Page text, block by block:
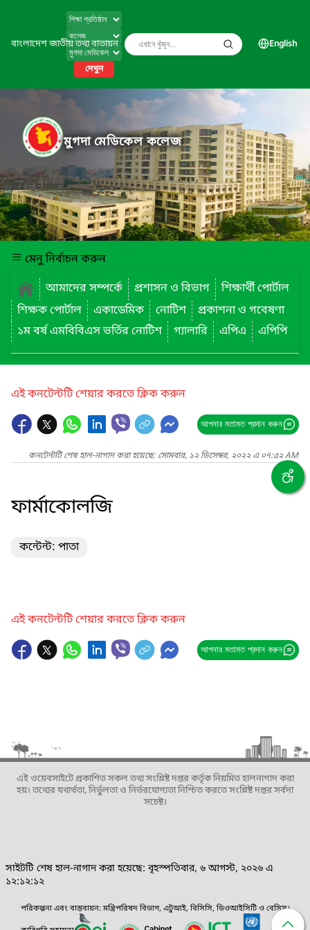
বাংলাদেশ জাতীয় তথ্য বাতায়ন
দেখুন
English
মুগদা মেডিকেল কলেজ
মেনু নির্বাচন করুন
আমাদের সম্পর্কে
প্রশাসন ও বিভাগ
শিক্ষার্থী পোর্টাল
শিক্ষক পোর্টাল
একাডেমিক নোটিশ
প্রকাশনা ও গবেষণা
১ম বর্ষ এমবিবিএস ভর্তির নোটিশ
গ্যালারি এপিএ এপিপি
এই কনটেন্টটি শেয়ার করতে ক্লিক করুন
আপনার মতামত প্রদান করুন
কনটেন্টটি শেষ হাল-নাগাদ করা হয়েছে: সোমবার, ১২ ডিসেম্বর, ২০২২ এ ০৭:৫২ AM
ফার্মাকোলজি
কন্টেন্ট: পাতা
এই কনটেন্টটি শেয়ার করতে ক্লিক করুন
আপনার মতামত প্রদান করুন
এই ওয়েবসাইটে প্রকাশিত সকল তথ্য সংশ্লিষ্ট দপ্তর কর্তৃক নিয়মিত হালনাগাদ করা
হয়। তথ্যের যথার্থতা, নির্ভুলতা ও নির্ভরযোগ্যতা নিশ্চিত করতে সংশ্লিষ্ট দপ্তর সর্বদা
সচেষ্ট।
সাইটটি শেষ হাল-নাগাদ করা হয়েছে: বৃহস্পতিবার, ৬ আগস্ট, ২০২৬ এ
১২:১২:১২
পরিকল্পনা এবং বাস্তবায়ন: মন্ত্রিপরিষদ বিভাগ, এটুআই, বিসিসি, ডিওআইসিটি ও বেসিস।